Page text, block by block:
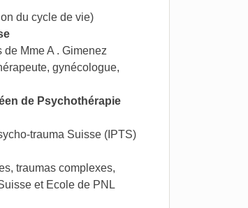
du cycle de vie)
Mme A . Gimenez
gynécologue,
de Psychothérapie
trauma Suisse (IPTS)
traumas complexes,
et Ecole de PNL